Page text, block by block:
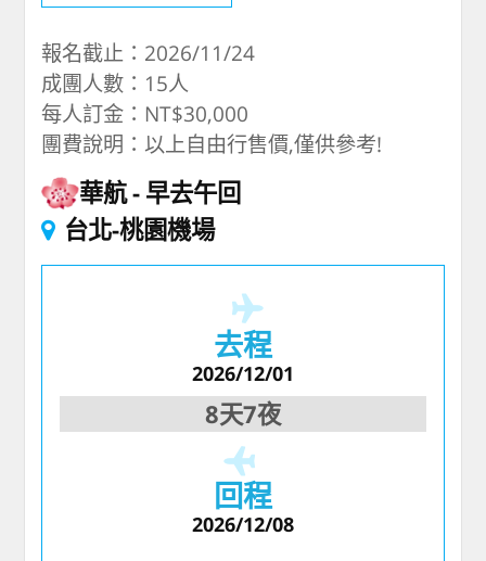
報名截止：2026/11/24
成團人數：15人
每人訂金：NT$30,000
團費說明：以上自由行售價,僅供參考!
華航 早去午回
台北-桃園機場
去程
2026/12/01
8天7夜
回程
2026/12/08